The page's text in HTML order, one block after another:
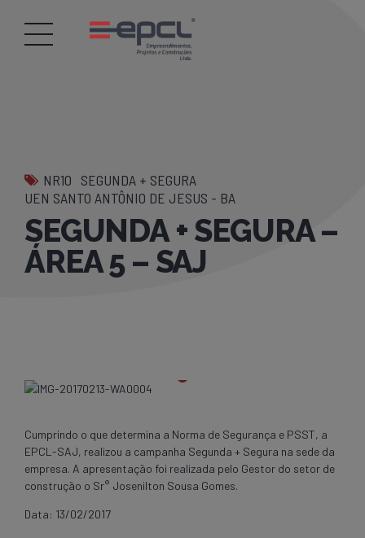
NR10 SEGUNDA + SEGURA
UEN SANTO ANTÔNIO DE JESUS - BA
SEGUNDA + SEGURA –
ÁREA 5 – SAJ
Cumprindo o que determina a Norma de Segurança e PSST, a
EPCL-SAJ, realizou a campanha Segunda + Segura na sede da
empresa. A apresentação foi realizada pelo Gestor do setor de
construção o Sr° Josenilton Sousa Gomes.
Data: 13/02/2017